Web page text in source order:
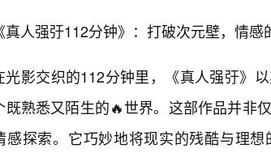
真人强弙112分钟》：打破次元壁，情感
光影交织的112分钟里，《真人强弙》
既熟悉又陌生的🔥世界。这部作品并非
感探索。它巧妙地将现实的残酷与理